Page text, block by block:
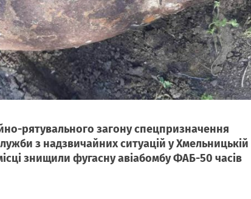
рятувального загону спецпризначення
з надзвичайних ситуацій у Хмельницькій
знищили фугасну авіабомбу ФАБ-50 часів